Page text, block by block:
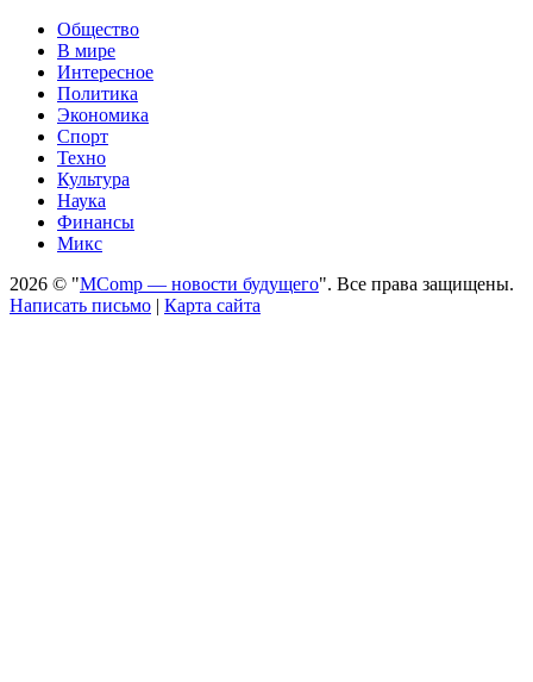
Общество
В мире
Интересное
Политика
Экономика
Спорт
Техно
Культура
Наука
Финансы
Микс
2026 © "MComp — новости будущего". Все права защищены.
Написать письмо | Карта сайта